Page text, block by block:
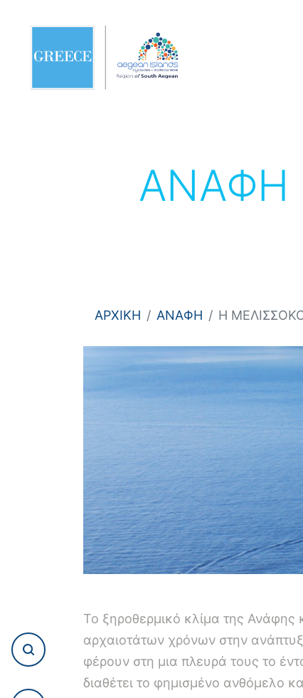
ΑΝΑΦΗ
ΑΡΧΙΚΗ ΑΝΑΦΗ Η
Το ξηροθερμικό κλίμα της
αρχαιοτάτων χρόνων στην
φέρουν στη μια πλευρά τους το
διαθέτει το φημισμένο ανθόμελο